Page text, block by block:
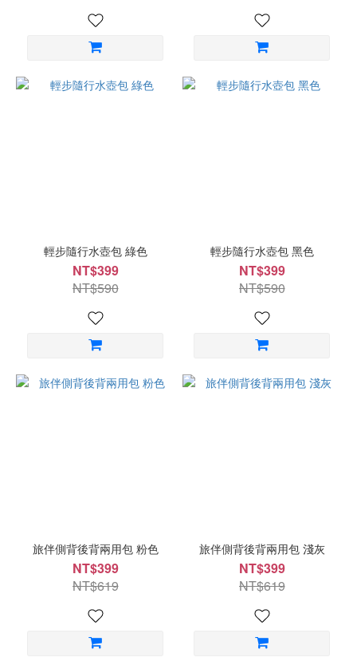
輕步隨行水壺包 綠色
NT$399
NT$590
輕步隨行水壺包 黑色
NT$399
NT$590
旅伴側背後背兩用包 粉色
NT$399
NT$619
旅伴側背後背兩用包 淺灰
NT$399
NT$619